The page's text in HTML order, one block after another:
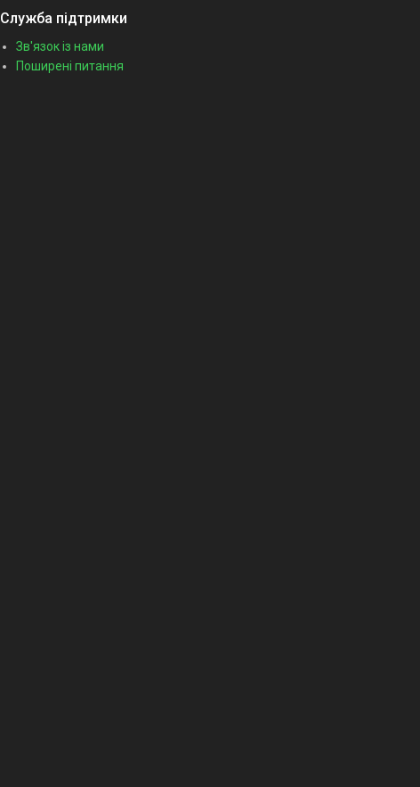
Служба підтримки
Зв'язок із нами
Поширені питання